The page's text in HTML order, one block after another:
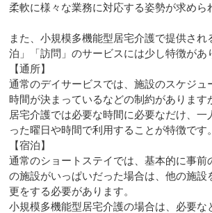
柔軟に様々な業務に対応する姿勢が求めら
また、小規模多機能型居宅介護で提供され
泊」「訪問」のサービスには少し特徴があ
【通所】
通常のデイサービスでは、施設のスケジュ
時間が決まっているなどの制約があります
居宅介護では必要な時間に必要なだけ、一
った曜日や時間で利用することが特徴です。
【宿泊】
通常のショートステイでは、基本的に事前
の施設がいっぱいだった場合は、他の施設
更をする必要があります。
小規模多機能型居宅介護の場合は、必要な